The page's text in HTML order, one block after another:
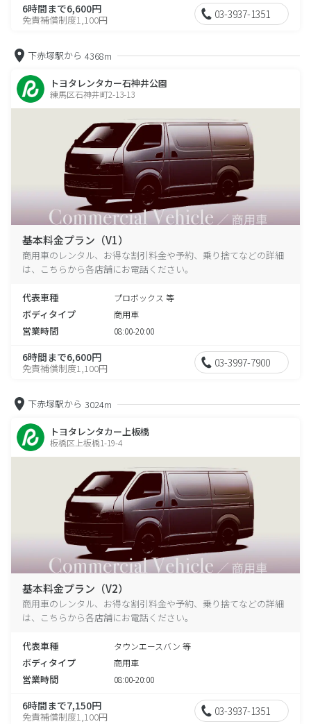
6時間まで6,600円
免責補償制度1,100円 03-3937-1351
下赤塚駅から 4368m
トヨタレンタカー石神井公園
練馬区石神井町2-13-13
基本料金プラン（V1）
商用車のレンタル、お得な割引料金や予約、乗り捨てなどの詳細
は、こちらから各店舗にお電話ください。
代表車種 プロボックス 等
ボディタイプ 商用車
営業時間 08:00-20:00
6時間まで6,600円
免責補償制度1,100円 03-3997-7900
下赤塚駅から 3024m
トヨタレンタカー上板橋
板橋区上板橋1-19-4
基本料金プラン（V2）
商用車のレンタル、お得な割引料金や予約、乗り捨てなどの詳細
は、こちらから各店舗にお電話ください。
代表車種 タウンエースバン 等
ボディタイプ 商用車
営業時間 08:00-20:00
6時間まで7,150円
免責補償制度1,100円 03-3937-1351